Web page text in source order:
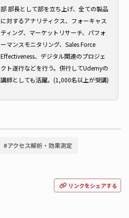
部 部長として部を立ち上げ、全ての製品
に対するアナリティクス、フォーキャス
ティング、マーケットリサーチ、パフォ
ーマンスモニタリング、Sales Force
Effectiveness、デジタル関連のプロジェ
クト遂行などを行う。併行してUdemyの
講師としても活躍。(1,000名以上が受講)
#アクセス解析・効果測定
リンクをシェアする